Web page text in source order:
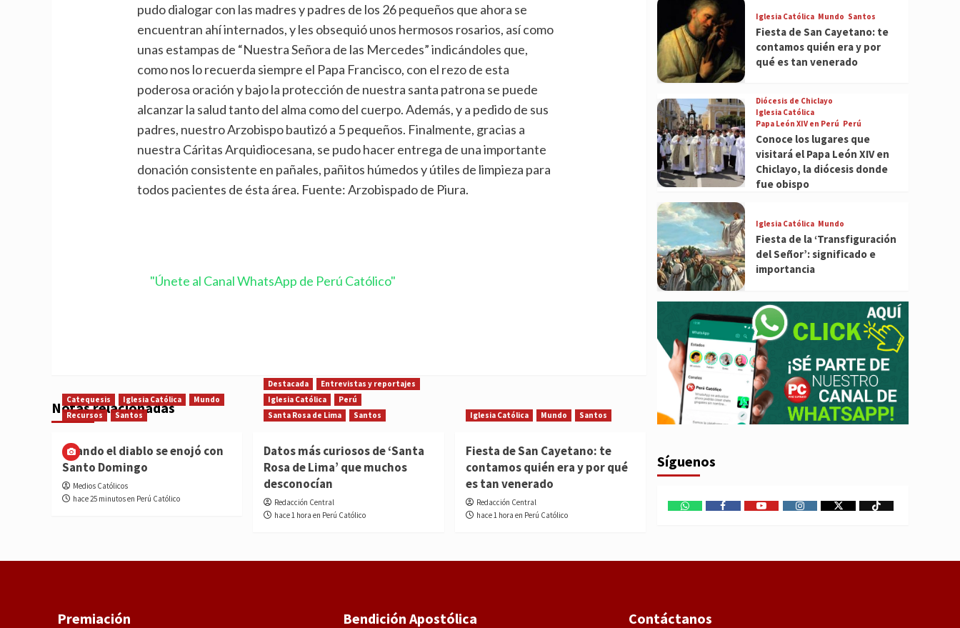
pudo dialogar con las madres y padres de los 26 pequeños que ahora se
encuentran ahí internados, y les obsequió unos hermosos rosarios, así como
unas estampas de “Nuestra Señora de las Mercedes” indicándoles que,
como nos lo recuerda siempre el Papa Francisco, con el rezo de esta
poderosa oración y bajo la protección de nuestra santa patrona se puede
alcanzar la salud tanto del alma como del cuerpo. Además, y a pedido de sus
padres, nuestro Arzobispo bautizó a 5 pequeños. Finalmente, gracias a
nuestra Cáritas Arquidiocesana, se pudo hacer entrega de una importante
donación consistente en pañales, pañitos húmedos y útiles de limpieza para
todos pacientes de ésta área. Fuente: Arzobispado de Piura.
"Únete al Canal WhatsApp de Perú Católico"
Notas relacionadas
Catequesis Iglesia Católica
Mundo
Recursos
Santos
Cuando el diablo se enojó con
Santo Domingo
Medios Católicos
hace 25 minutos en Perú Católico
Destacada
Entrevistas y reportajes
Iglesia Católica
Perú
Santa Rosa de Lima
Santos
Datos más curiosos de ‘Santa
Rosa de Lima’ que muchos
desconocían
Redacción Central
hace 1 hora en Perú Católico
Iglesia Católica Mundo Santos
Fiesta de San Cayetano: te
contamos quién era y por qué
es tan venerado
Redacción Central
hace 1 hora en Perú Católico
Iglesia Católica Mundo Santos
Fiesta de San Cayetano: te
contamos quién era y por
qué es tan venerado
Diócesis de Chiclayo
Iglesia Católica
Papa León XIV en Perú Perú
Conoce los lugares que
visitará el Papa León XIV en
Chiclayo, la diócesis donde
fue obispo
Iglesia Católica Mundo
Fiesta de la ‘Transfiguración
del Señor’: significado e
importancia
Síguenos
WhatsAppFacebookYoutubeInstagram
X TikTok
Premiación Bendición Apostólica Contáctanos